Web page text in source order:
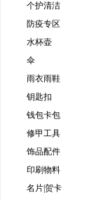
个护清洁
防疫专区
水杯壶
伞
雨衣雨鞋
钥匙扣
钱包卡包
修甲工具
饰品配件
印刷物料
名片|贺卡